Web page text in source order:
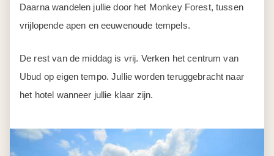
Daarna wandelen jullie door het Monkey Forest, tussen
vrijlopende apen en eeuwenoude tempels.
De rest van de middag is vrij. Verken het centrum van
Ubud op eigen tempo. Jullie worden teruggebracht naar
het hotel wanneer jullie klaar zijn.